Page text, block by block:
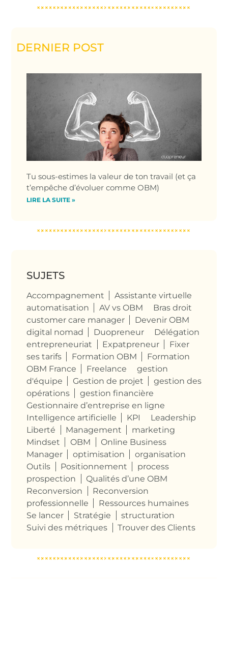
DERNIER POST
Tu sous-estimes la valeur de ton travail (et ça
t’empêche d’évoluer comme OBM)
LIRE LA SUITE »
SUJETS
Accompagnement
Assistante virtuelle
automatisation
AV vs OBM
Bras droit
customer care manager
Devenir OBM
digital nomad
Duopreneur
Délégation
entrepreneuriat
Expatpreneur
Fixer
ses tarifs
Formation OBM
Formation
OBM France
Freelance
gestion
d'équipe
Gestion de projet
gestion des
opérations
gestion financière
Gestionnaire d’entreprise en ligne
Intelligence artificielle
KPI
Leadership
Liberté
Management
marketing
Mindset
OBM
Online Business
Manager
optimisation
organisation
Outils
Positionnement
process
prospection
Qualités d’une OBM
Reconversion
Reconversion
professionnelle
Ressources humaines
Se lancer
Stratégie
structuration
Suivi des métriques
Trouver des Clients